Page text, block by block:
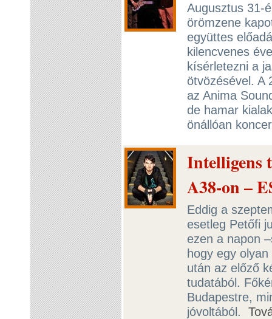
Augusztus 31-
örömzene
együttes
kilencvenes
kísérletezni a
ötvözésével. A
az Anima
de hamar
önállóan
Intelligens
A38-on –
Eddig a
esetleg Petőfi
ezen a napon
hogy egy
után az előző
tudatából.
Budapestre,
jóvoltából.